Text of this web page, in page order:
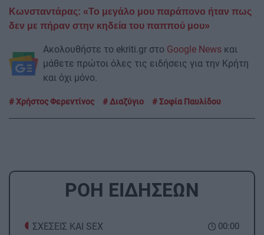
Κωνσταντάρας: «Το μεγάλο μου παράπονο ήταν πως
δεν με πήραν στην κηδεία του παππού μου»
Ακολουθήστε το ekriti.gr στο Google News και
μάθετε πρώτοι όλες τις ειδήσεις για την Κρήτη
και όχι μόνο.
Χρήστος Φερεντίνος Διαζύγιο Σοφία Παυλίδου
ΡΟΗ ΕΙΔΗΣΕΩΝ
00:00
ΣΧΕΣΕΙΣ ΚΑΙ SEX